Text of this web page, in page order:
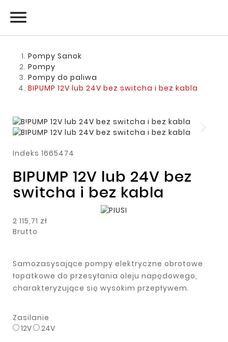

Pompy Sanok
Pompy
Pompy do paliwa
BIPUMP 12V lub 24V bez switcha i bez kabla
Indeks 1665474
BIPUMP 12V lub 24V bez
switcha i bez kabla
2 115,71 zł
Brutto
Samozasysające pompy elektryczne obrotowe
łopatkowe do przesyłania oleju napędowego,
charakteryzujące się wysokim przepływem.
Zasilanie
12V
24V